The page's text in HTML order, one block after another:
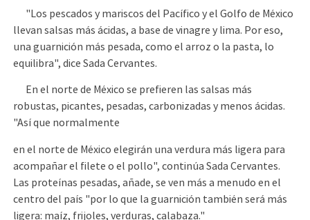
"Los pescados y mariscos del Pacífico y el Golfo de México
llevan salsas más ácidas, a base de vinagre y lima. Por eso,
una guarnición más pesada, como el arroz o la pasta, lo
equilibra", dice Sada Cervantes.
En el norte de México se prefieren las salsas más
robustas, picantes, pesadas, carbonizadas y menos ácidas.
"Así que normalmente
en el norte de México elegirán una verdura más ligera para
acompañar el filete o el pollo", continúa Sada Cervantes.
Las proteínas pesadas, añade, se ven más a menudo en el
centro del país "por lo que la guarnición también será más
ligera: maíz, frijoles, verduras, calabaza."